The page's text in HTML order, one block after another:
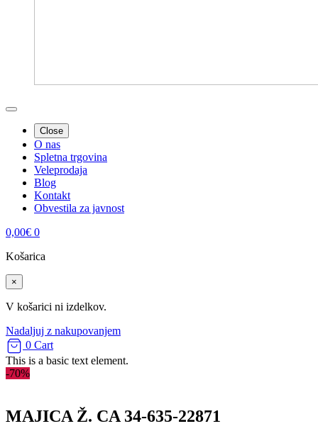
Close
O nas
Spletna trgovina
Veleprodaja
Blog
Kontakt
Obvestila za javnost
0,00€ 0
Košarica
×
V košarici ni izdelkov.
Nadaljuj z nakupovanjem
0 Cart
This is a basic text element.
-70%
MAJICA Ž. CA 34-635-22871